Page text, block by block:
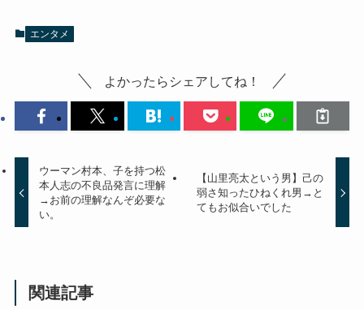
エンタメ
よかったらシェアしてね！
ウーマン村本、子を持つ松
本人志の不良品発言に理解
→お前の理解なんぞ必要な
い。
【山里亮太という男】己の
弱さ知ったひねくれ男→と
てもお似合いでした
関連記事